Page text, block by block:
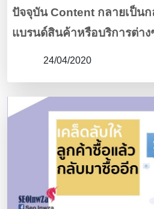
ปัจจุบัน Content กลายเป็น
แบรนด์สินค้าหรือบริการต่าง
เด่นจากคู่แข่ง การทำคอนเ
เดียว แต่คอนเท้นต์
24/04/2020